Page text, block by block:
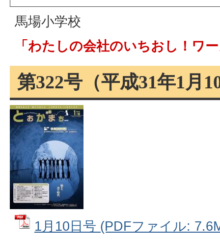
馬場小学校
「わたしの会社のいちおし！ワ
第322号（平成31年1月
1月10日号 (PDFファイル: